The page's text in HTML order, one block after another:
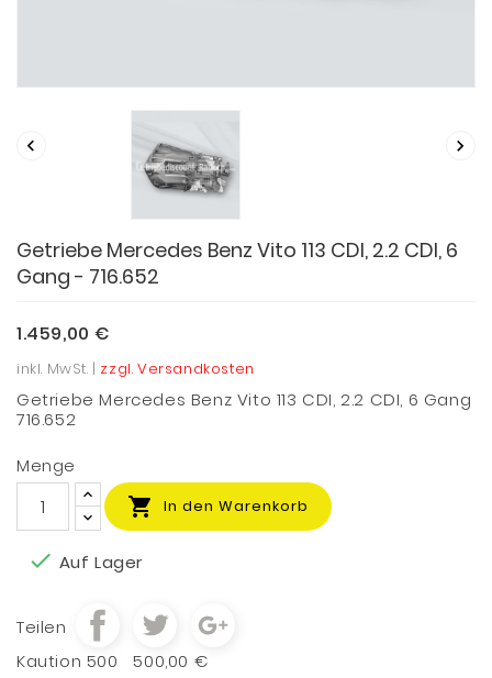
 
Getriebe Mercedes Benz Vito 113 CDI, 2.2 CDI, 6
Gang - 716.652
1.459,00 €
inkl. MwSt. | zzgl. Versandkosten
Getriebe Mercedes Benz Vito 113 CDI, 2.2 CDI, 6 Gang
716.652
Menge
 In den Warenkorb
 Auf Lager
Teilen
Kaution 500
500,00 €